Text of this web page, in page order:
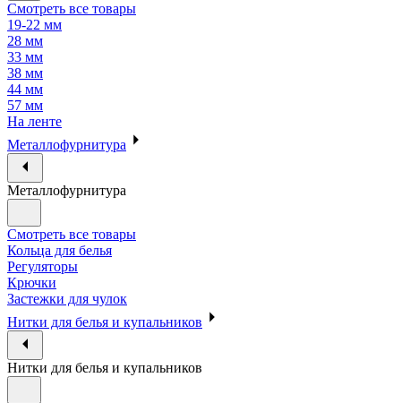
Смотреть все товары
19-22 мм
28 мм
33 мм
38 мм
44 мм
57 мм
На ленте
Металлофурнитура
Металлофурнитура
Смотреть все товары
Кольца для белья
Регуляторы
Крючки
Застежки для чулок
Нитки для белья и купальников
Нитки для белья и купальников